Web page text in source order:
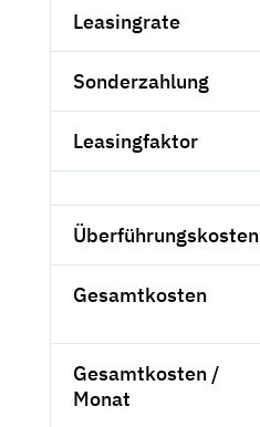
Leasingrate
Sonderzahlung
Leasingfaktor
Überführungskosten
Gesamtkosten
Gesamtkosten /
Monat